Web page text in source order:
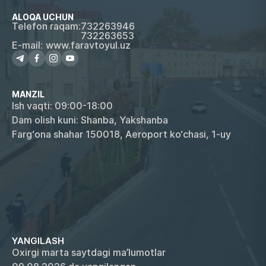
MANZIL
Ish vaqti: 09:00-18:00
Dam olish kuni: Shanba, Yakshanba
Farg‘ona shahar 150018, Aeroport ko‘chasi, 1-uy
ALOQA UCHUN
Telefon raqam:732263946
732263653
E-mail: www.faravtoyul.uz
YANGILASH
Oxirgi marta saytdagi ma’lumotlar